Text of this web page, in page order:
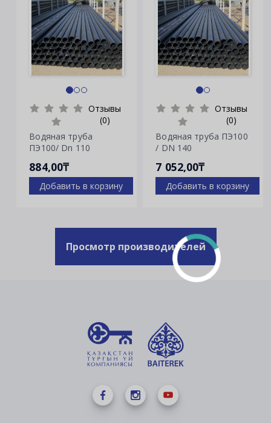
Отзывы
(0)
Водяная труба
ПЭ100/ Dn 110
884,00₸
Добавить в корзину
Отзывы
(0)
Водяная труба ПЭ100
/ DN 140
7 052,00₸
Добавить в корзину
Просмотр производителей